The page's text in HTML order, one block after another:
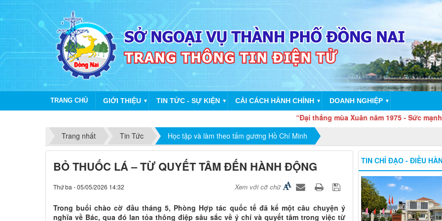
TRANG CHỦ GIỚI THIỆU ▼ TIN TỨC - SỰ KIỆN ▼ CẢI CÁCH HÀNH CHÍNH ▼ DOANH NGHIỆP ▼
“Đại thắng mùa Xuân năm 1975 - Sức mạnh đại
Trang nhất
Tin Tức Học tập và làm theo tấm gương Hồ Chí Minh
BỎ THUỐC LÁ – TỪ QUYẾT TÂM ĐẾN HÀNH ĐỘNG
Thứ ba - 05/05/2026 14:32 Xem với cỡ chữ
Trong buổi chào cờ đầu tháng 5, Phòng Hợp tác quốc tế đã kể một câu chuyện ý
nghĩa về Bác, qua đó lan tỏa thông điệp sâu sắc về ý chí và quyết tâm trong việc từ
TIN CHỈ ĐẠO - ĐIỀU